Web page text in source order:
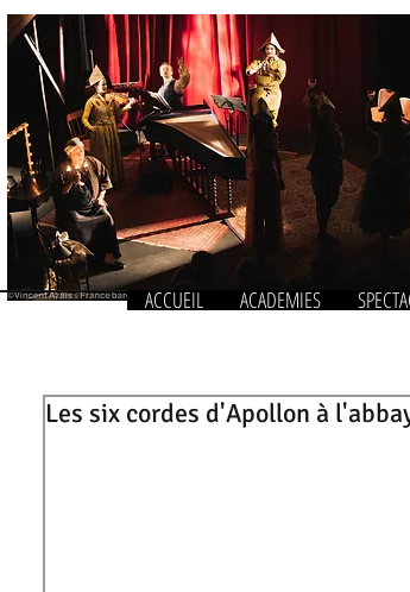
ACCUEIL ACADEMIES
Les six cordes d'Apollon à